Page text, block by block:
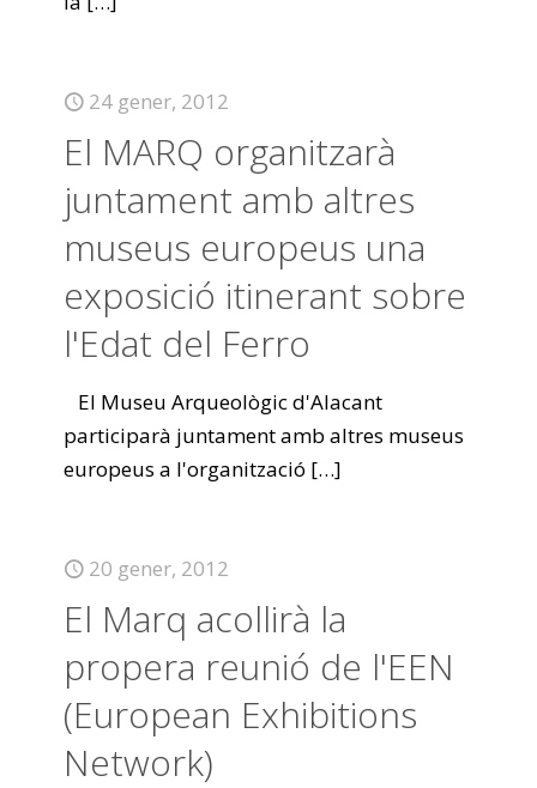
24 gener, 2012
El MARQ organitzarà
juntament amb altres
museus europeus una
exposició itinerant sobre
l'Edat del Ferro
El Museu Arqueològic d'Alacant
participarà juntament amb altres museus
europeus a l'organització […]
20 gener, 2012
El Marq acollirà la
propera reunió de l'EEN
(European Exhibitions
Network)